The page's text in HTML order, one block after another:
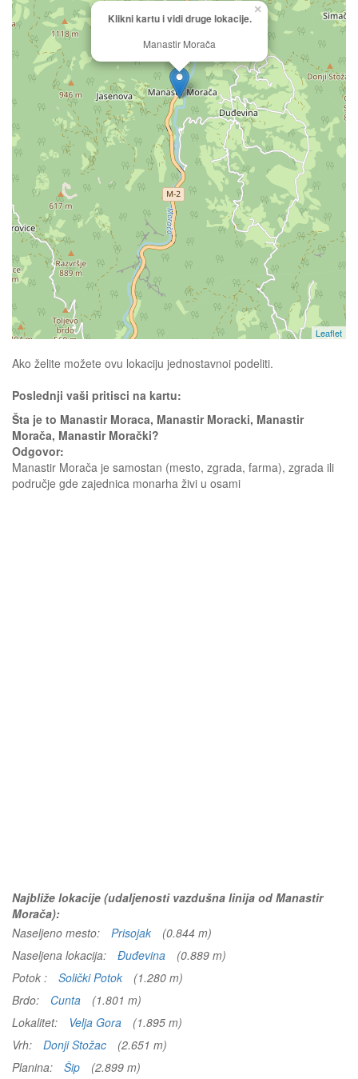
Klikni kartu i vidi druge lokacije.
Manastir Morača
×
Leaflet
Ako želite možete ovu lokaciju jednostavnoi podeliti.
Poslednji vaši pritisci na kartu:
Šta je to Manastir Moraca, Manastir Moracki, Manastir
Morača, Manastir Morački?
Odgovor:
Manastir Morača je samostan (mesto, zgrada, farma), zgrada ili
područje gde zajednica monarha živi u osami
Najbliže lokacije (udaljenosti vazdušna linija od Manastir
Morača):
Naseljeno mesto:
Prisojak
(0.844 m)
Naseljena lokacija:
Đuđevina
(0.889 m)
Potok :
Solički Potok
(1.280 m)
Brdo:
Cunta
(1.801 m)
Lokalitet:
Velja Gora
(1.895 m)
Vrh:
Donji Stožac
(2.651 m)
Planina:
Šip
(2.899 m)